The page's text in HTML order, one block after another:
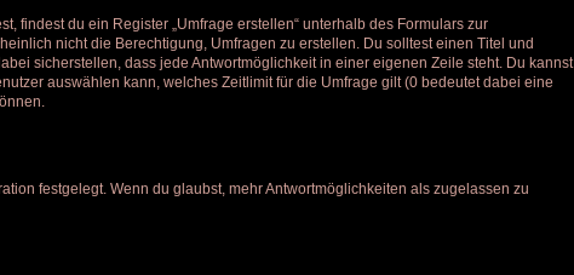
findest du ein Register „Umfrage erstellen“ unterhalb des Formulars zur
nicht die Berechtigung, Umfragen zu erstellen. Du solltest einen Titel und
sicherstellen, dass jede Antwortmöglichkeit in einer eigenen Zeile steht. Du kannst
auswählen kann, welches Zeitlimit für die Umfrage gilt (0 bedeutet dabei eine
festgelegt. Wenn du glaubst, mehr Antwortmöglichkeiten als zugelassen zu